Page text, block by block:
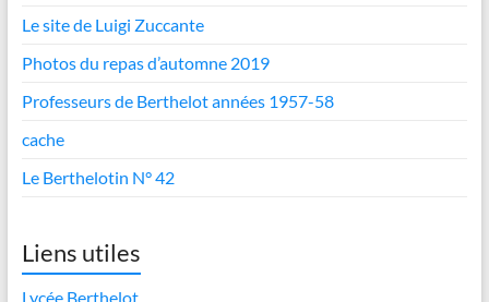
Le site de Luigi Zuccante
Photos du repas d’automne 2019
Professeurs de Berthelot années 1957-58
cache
Le Berthelotin N° 42
Liens utiles
Lycée Berthelot